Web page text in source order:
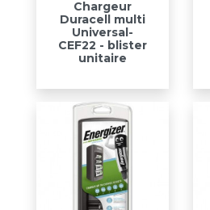
Chargeur
Duracell multi
Universal-
CEF22 - blister
unitaire